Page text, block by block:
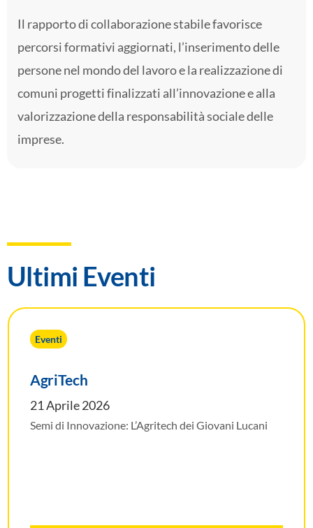
Il rapporto di collaborazione stabile favorisce
percorsi formativi aggiornati, l’inserimento delle
persone nel mondo del lavoro e la realizzazione di
comuni progetti finalizzati all’innovazione e alla
valorizzazione della responsabilità sociale delle
imprese.
Ultimi Eventi
AgriTech
Eventi
21 Aprile 2026
Semi di Innovazione: L’Agritech dei Giovani Lucani